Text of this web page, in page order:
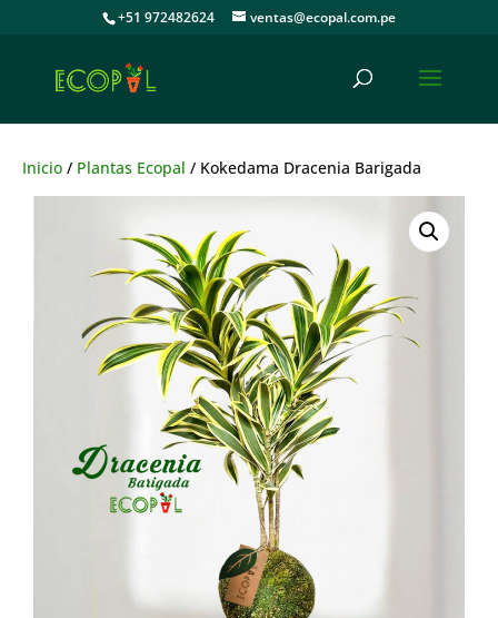
+51 972482624 ventas@ecopal.com.pe
Inicio / Plantas Ecopal / Kokedama Dracenia Barigada